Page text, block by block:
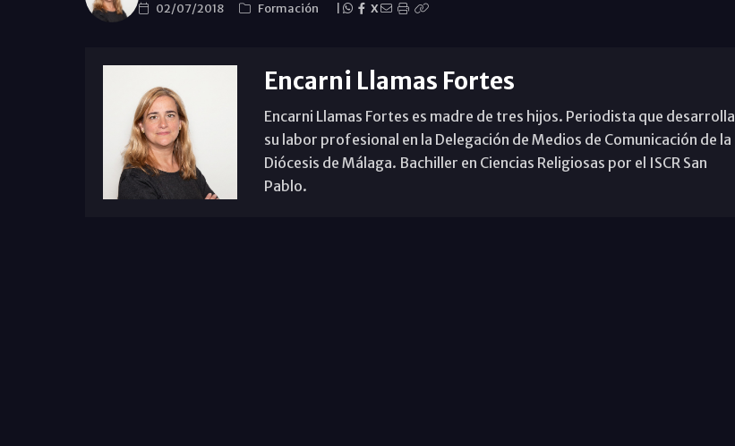
02/07/2018 Formación X
Encarni Llamas Fortes
Encarni Llamas Fortes es madre de tres hijos. Periodista que desarrolla
su labor profesional en la Delegación de Medios de Comunicación de la
Diócesis de Málaga. Bachiller en Ciencias Religiosas por el ISCR San
Pablo.